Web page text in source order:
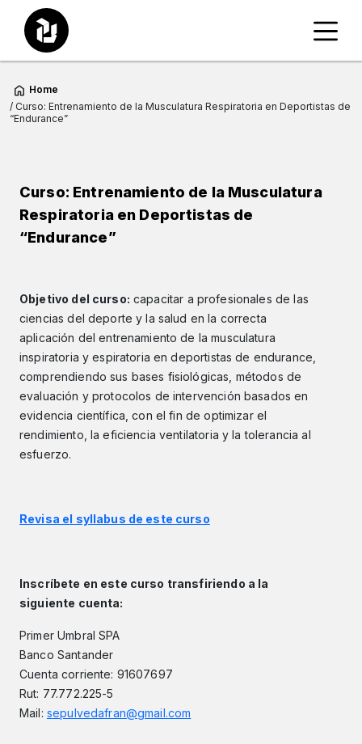
Home
/ Curso: Entrenamiento de la Musculatura Respiratoria en Deportistas de
“Endurance”
Curso: Entrenamiento de la Musculatura
Respiratoria en Deportistas de
“Endurance”
Objetivo del curso: capacitar a profesionales de las
ciencias del deporte y la salud en la correcta
aplicación del entrenamiento de la musculatura
inspiratoria y espiratoria en deportistas de endurance,
comprendiendo sus bases fisiológicas, métodos de
evaluación y protocolos de intervención basados en
evidencia científica, con el fin de optimizar el
rendimiento, la eficiencia ventilatoria y la tolerancia al
esfuerzo.
Revisa el syllabus de este curso
Inscríbete en este curso transfiriendo a la
siguiente cuenta:
Primer Umbral SPA
Banco Santander
Cuenta corriente: 91607697
Rut: 77.772.225-5
Mail: sepulvedafran@gmail.com